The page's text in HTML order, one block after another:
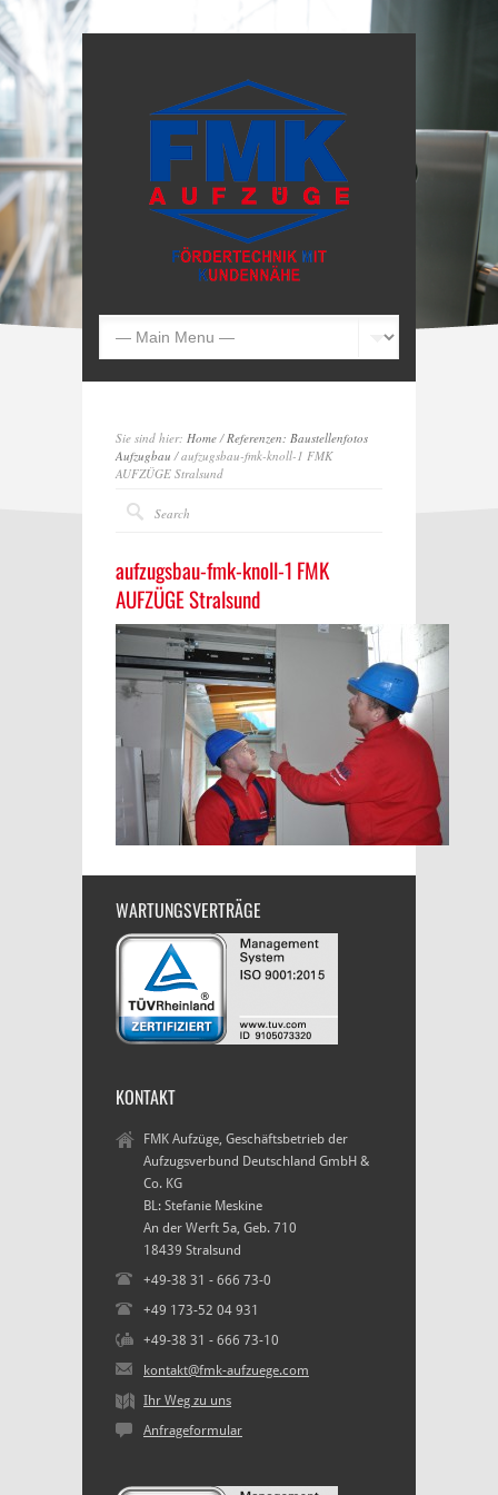
Sie sind hier: Home/Referenzen: Baustellenfotos
Aufzugbau / aufzugsbau-fmk-knoll-1 FMK
AUFZÜGE Stralsund
aufzugsbau-fmk-knoll-1 FMK
AUFZÜGE Stralsund
WARTUNGSVERTRÄGE
KONTAKT
FMK Aufzüge, Geschäftsbetrieb der
Aufzugsverbund Deutschland GmbH &
Co. KG
BL: Stefanie Meskine
An der Werft 5a, Geb. 710
18439 Stralsund
+49-38 31 - 666 73-0
+49 173-52 04 931
+49-38 31 - 666 73-10
kontakt@fmk-aufzuege.com
Ihr Weg zu uns
Anfrageformular